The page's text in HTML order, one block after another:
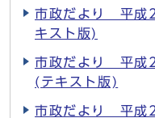
市政だより 平
キスト版)
市政だより 平
(テキスト版)
市政だより 平